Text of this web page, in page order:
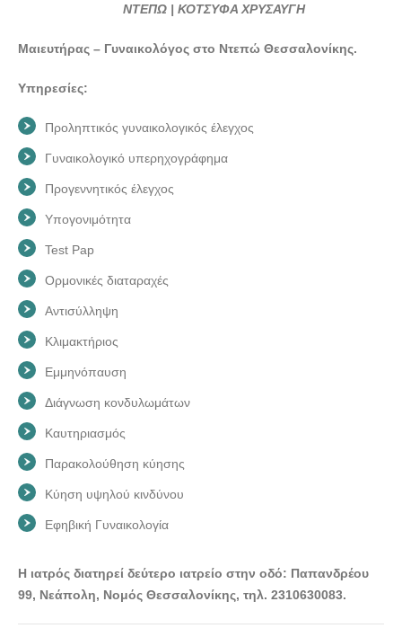
ΝΤΕΠΩ | ΚΟΤΣΥΦΑ ΧΡΥΣΑΥΓΗ
Μαιευτήρας – Γυναικολόγος στο Ντεπώ Θεσσαλονίκης.
Υπηρεσίες:
Προληπτικός γυναικολογικός έλεγχος
Γυναικολογικό υπερηχογράφημα
Προγεννητικός έλεγχος
Υπογονιμότητα
Test Pap
Ορμονικές διαταραχές
Αντισύλληψη
Κλιμακτήριος
Εμμηνόπαυση
Διάγνωση κονδυλωμάτων
Καυτηριασμός
Παρακολούθηση κύησης
Κύηση υψηλού κινδύνου
Εφηβική Γυναικολογία
Η ιατρός διατηρεί δεύτερο ιατρείο στην οδό: Παπανδρέου
99, Νεάπολη, Νομός Θεσσαλονίκης, τηλ. 2310630083.